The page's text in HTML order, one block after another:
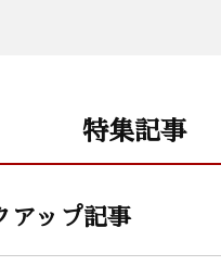
特集記事
アップ記事